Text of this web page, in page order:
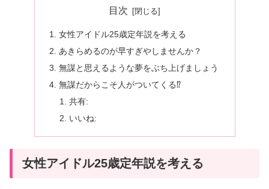
目次
女性アイドル25歳定年説を考える
あきらめるのが早すぎやしませんか？
無謀と思えるような夢をぶち上げましょう
無謀だからこそ人がついてくる⁉
共有:
いいね:
女性アイドル25歳定年説を考える